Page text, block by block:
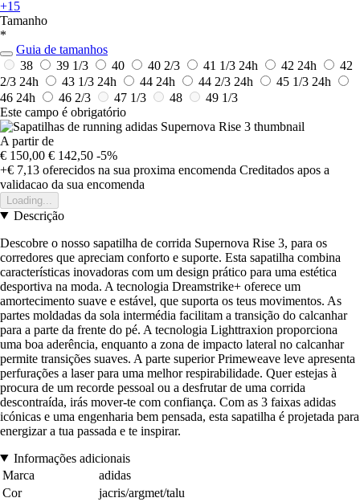
+15
Tamanho
*
Guia de tamanhos
38
39 1/3 40 40 2/3 41 1/3 24h 42 24h
42
2/3 24h 43 1/3 24h 44 24h 44 2/3 24h 45 1/3 24h
46 24h 46 2/3 47 1/3 48
49 1/3
Este campo é obrigatório
A partir de
€ 150,00 € 142,50 -5%
+€ 7,13 oferecidos na sua proxima encomenda Creditados apos a
validacao da sua encomenda
Loading...
Descrição
Descobre o nosso sapatilha de corrida Supernova Rise 3, para os
corredores que apreciam conforto e suporte. Esta sapatilha combina
características inovadoras com um design prático para uma estética
desportiva na moda. A tecnologia Dreamstrike+ oferece um
amortecimento suave e estável, que suporta os teus movimentos. As
partes moldadas da sola intermédia facilitam a transição do calcanhar
para a parte da frente do pé. A tecnologia Lighttraxion proporciona
uma boa aderência, enquanto a zona de impacto lateral no calcanhar
permite transições suaves. A parte superior Primeweave leve apresenta
perfurações a laser para uma melhor respirabilidade. Quer estejas à
procura de um recorde pessoal ou a desfrutar de uma corrida
descontraída, irás mover-te com confiança. Com as 3 faixas adidas
icónicas e uma engenharia bem pensada, esta sapatilha é projetada para
energizar a tua passada e te inspirar.
Informações adicionais
Marca
adidas
Cor
jacris/argmet/talu